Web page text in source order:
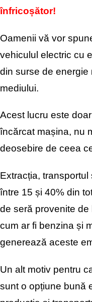
înfricoșător!
Oamenii vă vor
vehiculul electric cu
din surse de energie
mediului.
Acest lucru este
încărcat mașina, nu
deosebire de ceea
Extracția,
între 15 și 40% din
de seră provenite de
cum ar fi benzina și
generează aceste
Un alt motiv pentru
sunt o opțiune bună